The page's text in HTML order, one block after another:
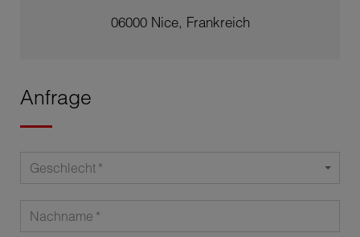
Anfrage
Geschlecht
Nachname
06000 Nice, Frankreich